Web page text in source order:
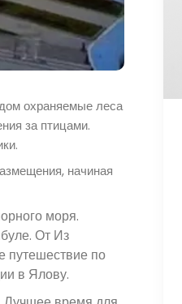
охраняемые леса
за птицами.
начиная
моря.
От Из
путешествие по
в Ялову.